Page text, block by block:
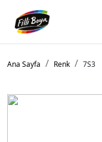
Ana Sayfa Renk 7S3